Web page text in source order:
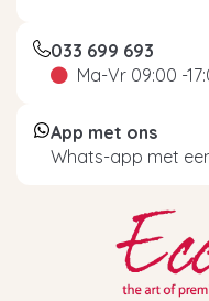
033 699 693
Ma-Vr 09:00 -
App met ons
Whats-app met